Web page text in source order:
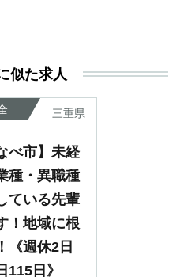
が
似た求人
三重県
べ市】未経
種・異職種
ている先輩
！地域に根
《週休2日
115日》